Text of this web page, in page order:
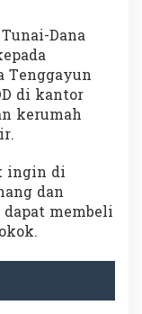
Dana
Tenggayun
di kantor
kerumah
ingin di
dan
membeli